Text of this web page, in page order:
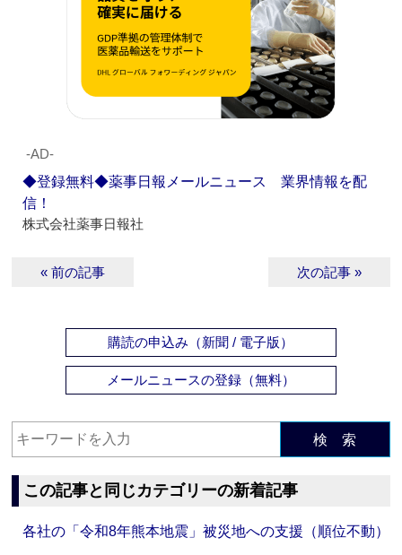
‐AD‐
◆登録無料◆薬事日報メールニュース 業界情報を配
信！
株式会社薬事日報社
« 前の記事 次の記事 »
購読の申込み（新聞 / 電子版）
メールニュースの登録（無料）
検 索
この記事と同じカテゴリーの新着記事
各社の「令和8年熊本地震」被災地への支援（順位不動）